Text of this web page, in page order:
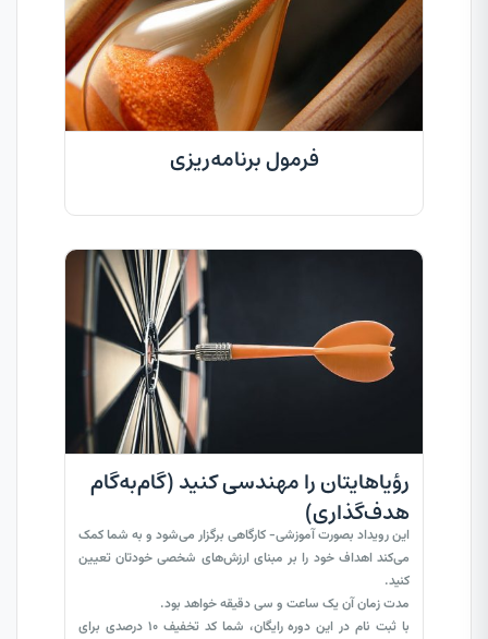
فرمول برنامه‌ریزی
رؤیاهایتان را مهندسی کنید (گام‌به‌گام
هدف‌گذاری)
این رویداد بصورت آموزشی- کارگاهی برگزار می‌شود و به شما کمک
می‌کند اهداف خود را بر مبنای ارزش‌های شخصی خودتان تعیین
کنید.
مدت زمان آن یک ساعت و سی دقیقه خواهد بود.
با ثبت نام در این دوره رایگان، شما کد تخفیف 10 درصدی برای